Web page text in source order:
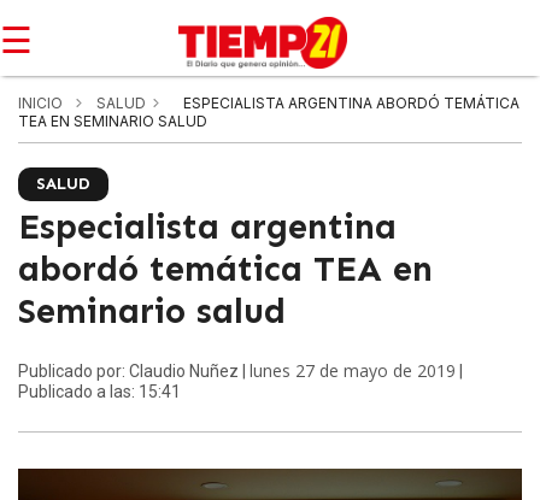
☰
INICIO SALUD
ESPECIALISTA ARGENTINA ABORDÓ TEMÁTICA
TEA EN SEMINARIO SALUD
SALUD
Especialista argentina
abordó temática TEA en
Seminario salud
Publicado por: Claudio Nuñez | lunes 27 de mayo de 2019
Publicado a las: 15:41